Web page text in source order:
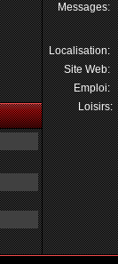
Messages:
Localisation:
Site Web:
Emploi:
Loisirs: